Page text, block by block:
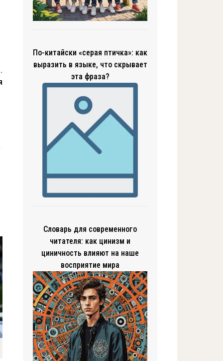
По-китайски «серая птичка»: как
выразить в языке, что скрывает
эта фраза?
Словарь для современного
читателя: как цинизм и
циничность влияют на наше
восприятие мира